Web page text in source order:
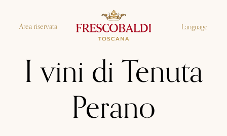
Area riservata Language
I vini di Tenuta
Perano